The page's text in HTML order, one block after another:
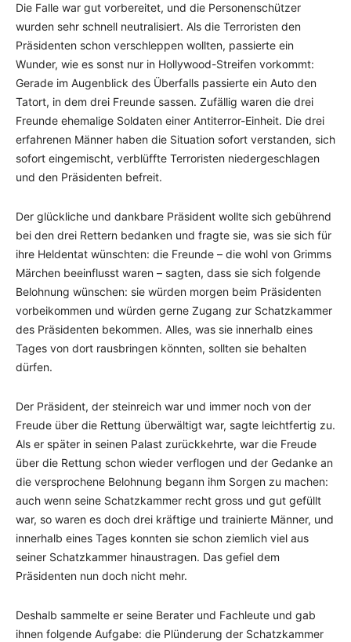
Die Falle war gut vorbereitet, und die Personenschützer
wurden sehr schnell neutralisiert. Als die Terroristen den
Präsidenten schon verschleppen wollten, passierte ein
Wunder, wie es sonst nur in Hollywood-Streifen vorkommt:
Gerade im Augenblick des Überfalls passierte ein Auto den
Tatort, in dem drei Freunde sassen. Zufällig waren die drei
Freunde ehemalige Soldaten einer Antiterror-Einheit. Die drei
erfahrenen Männer haben die Situation sofort verstanden, sich
sofort eingemischt, verblüffte Terroristen niedergeschlagen
und den Präsidenten befreit.
Der glückliche und dankbare Präsident wollte sich gebührend
bei den drei Rettern bedanken und fragte sie, was sie sich für
ihre Heldentat wünschten: die Freunde – die wohl von Grimms
Märchen beeinflusst waren – sagten, dass sie sich folgende
Belohnung wünschen: sie würden morgen beim Präsidenten
vorbeikommen und würden gerne Zugang zur Schatzkammer
des Präsidenten bekommen. Alles, was sie innerhalb eines
Tages von dort rausbringen könnten, sollten sie behalten
dürfen.
Der Präsident, der steinreich war und immer noch von der
Freude über die Rettung überwältigt war, sagte leichtfertig zu.
Als er später in seinen Palast zurückkehrte, war die Freude
über die Rettung schon wieder verflogen und der Gedanke an
die versprochene Belohnung begann ihm Sorgen zu machen:
auch wenn seine Schatzkammer recht gross und gut gefüllt
war, so waren es doch drei kräftige und trainierte Männer, und
innerhalb eines Tages konnten sie schon ziemlich viel aus
seiner Schatzkammer hinaustragen. Das gefiel dem
Präsidenten nun doch nicht mehr.
Deshalb sammelte er seine Berater und Fachleute und gab
ihnen folgende Aufgabe: die Plünderung der Schatzkammer